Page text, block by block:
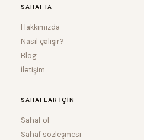
SAHAFTA
Hakkımızda
Nasıl çalışır?
Blog
İletişim
SAHAFLAR IÇIN
Sahaf ol
Sahaf sözleşmesi